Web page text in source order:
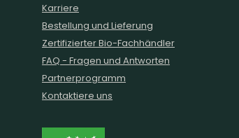
Karriere
Bestellung und Lieferung
Zertifizierter Bio-Fachhändler
FAQ - Fragen und Antworten
Partnerprogramm
Kontaktiere uns